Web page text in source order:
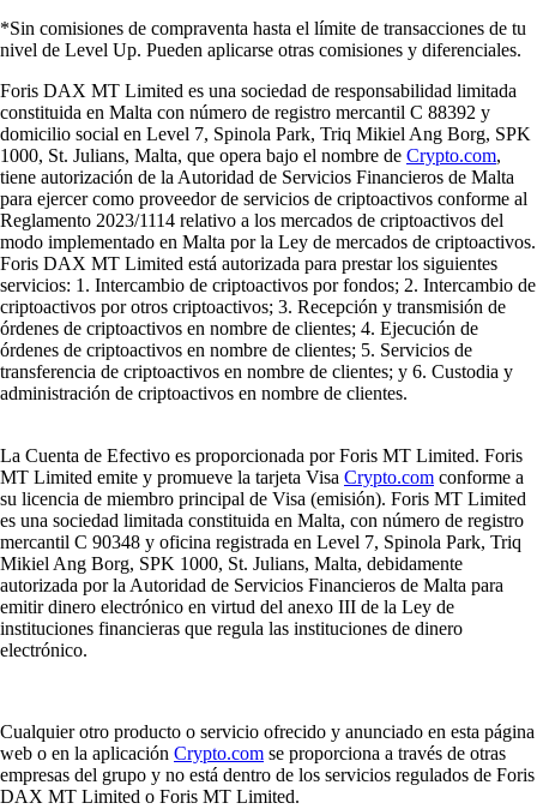
*Sin comisiones de compraventa hasta el límite de transacciones de tu
nivel de Level Up. Pueden aplicarse otras comisiones y diferenciales.
Foris DAX MT Limited es una sociedad de responsabilidad limitada
constituida en Malta con número de registro mercantil C 88392 y
domicilio social en Level 7, Spinola Park, Triq Mikiel Ang Borg, SPK
1000, St. Julians, Malta, que opera bajo el nombre de Crypto.com,
tiene autorización de la Autoridad de Servicios Financieros de Malta
para ejercer como proveedor de servicios de criptoactivos conforme al
Reglamento 2023/1114 relativo a los mercados de criptoactivos del
modo implementado en Malta por la Ley de mercados de criptoactivos.
Foris DAX MT Limited está autorizada para prestar los siguientes
servicios: 1. Intercambio de criptoactivos por fondos; 2. Intercambio de
criptoactivos por otros criptoactivos; 3. Recepción y transmisión de
órdenes de criptoactivos en nombre de clientes; 4. Ejecución de
órdenes de criptoactivos en nombre de clientes; 5. Servicios de
transferencia de criptoactivos en nombre de clientes; y 6. Custodia y
administración de criptoactivos en nombre de clientes.
La Cuenta de Efectivo es proporcionada por Foris MT Limited. Foris
MT Limited emite y promueve la tarjeta Visa Crypto.com conforme a
su licencia de miembro principal de Visa (emisión). Foris MT Limited
es una sociedad limitada constituida en Malta, con número de registro
mercantil C 90348 y oficina registrada en Level 7, Spinola Park, Triq
Mikiel Ang Borg, SPK 1000, St. Julians, Malta, debidamente
autorizada por la Autoridad de Servicios Financieros de Malta para
emitir dinero electrónico en virtud del anexo III de la Ley de
instituciones financieras que regula las instituciones de dinero
electrónico.
Cualquier otro producto o servicio ofrecido y anunciado en esta página
web o en la aplicación Crypto.com se proporciona a través de otras
empresas del grupo y no está dentro de los servicios regulados de Foris
DAX MT Limited o Foris MT Limited.